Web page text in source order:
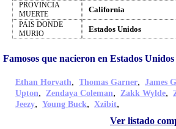
PROVINCIA
MUERTE
California
PAIS DONDE
MURIO
Estados Unidos
Famosos que nacieron en Estados
Ethan Horvath, Thomas Garner, James
Upton, Zendaya Coleman, Zakk Wylde,
Jeezy, Young Buck, Xzibit,
Ver listado